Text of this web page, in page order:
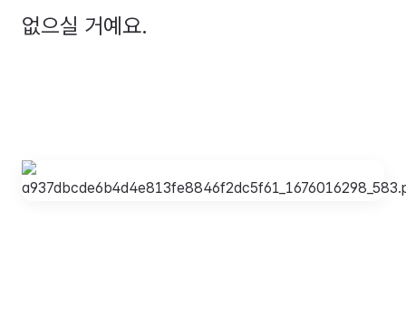
없으실 거예요.